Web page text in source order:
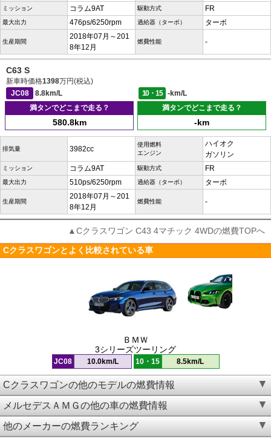
ミッション コラム9AT 駆動方式 FR
最大出力 476ps/6250rpm 過給器（ターボ） ターボ
生産期間
2018年07月～201
8年12月
燃費性能 -
C63 S
新車時価格1398万円(税込)
JC08
8.8km/L 10・15
-km/L
満タンでどこまで走る？
580.8km
満タンでどこまで走る？
-km
排気量 3982cc
使用燃料
エンジン
ハイオク
ガソリン
ミッション コラム9AT 駆動方式 FR
最大出力 510ps/6250rpm 過給器（ターボ） ターボ
生産期間
2018年07月～201
8年12月
燃費性能 -
▲Cクラスワゴン C43 4マチック 4WDの燃費TOPへ
Cクラスワゴンとよく比較されている車
ＢＭＷ
3シリーズツーリング
JC08 10.0km/L 10・15 8.5km/L
Cクラスワゴンの他のモデルの燃費情報
メルセデスＡＭＧの他の車の燃費情報
他のメーカーの燃費ランキング